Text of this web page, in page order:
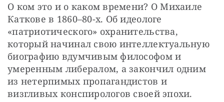
О ком это и о каком времени? О Михаиле
Каткове в 1860–80-х. Об идеологе
«патриотического» охранительства,
который начинал свою интеллектуальную
биографию вдумчивым философом и
умеренным либералом, а закончил одним
из нетерпимых пропагандистов и
визгливых конспирологов своей эпохи.